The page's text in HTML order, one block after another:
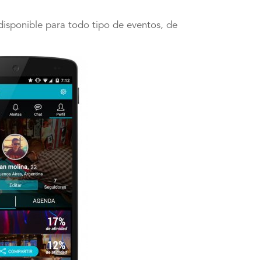
para todo tipo de eventos, de